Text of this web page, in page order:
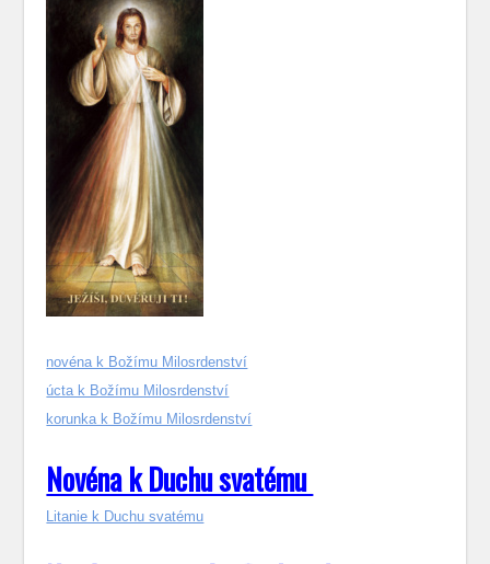
novéna k Božímu Milosrdenství
úcta k Božímu Milosrdenství
korunka k Božímu Milosrdenství
Novéna k Duchu svatému
Litanie k Duchu svatému